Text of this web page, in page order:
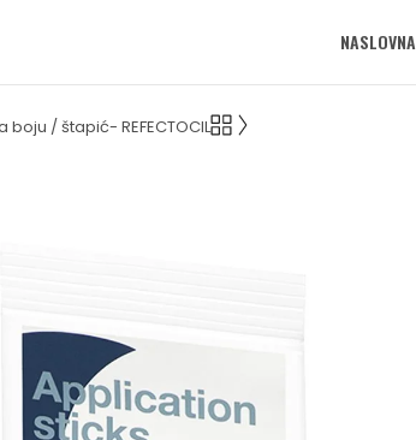
NASLOVNA
boju / štapić- REFECTOCIL